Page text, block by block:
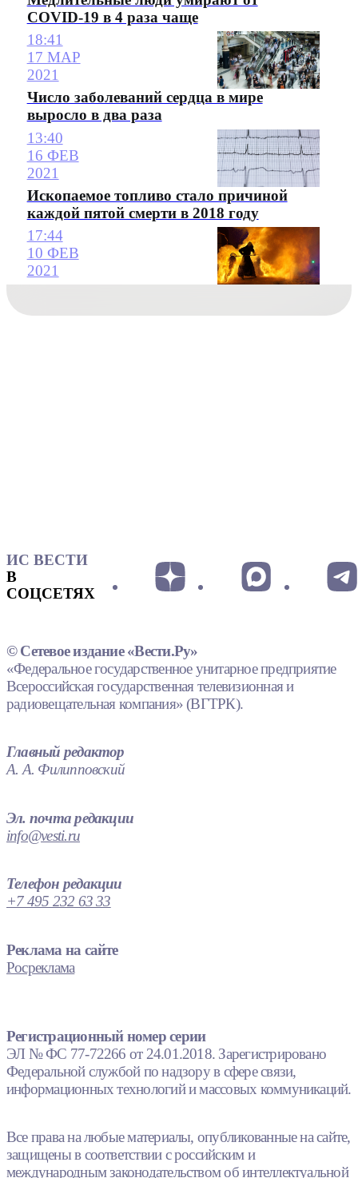
СOVID-19 в 4 раза чаще
18:41
17 МАР
2021
Число заболеваний сердца в мире
выросло в два раза
13:40
16 ФЕВ
2021
Ископаемое топливо стало причиной
каждой пятой смерти в 2018 году
17:44
10 ФЕВ
2021
ИС ВЕСТИ
В
СОЦСЕТЯХ
© Сетевое издание «Вести.Ру»
«Федеральное государственное унитарное предприятие
Всероссийская государственная телевизионная и
радиовещательная компания» (ВГТРК).
Главный редактор
А. А. Филипповский
Эл. почта редакции
info@vesti.ru
Телефон редакции
+7 495 232 63 33
Реклама на сайте
Росреклама
Регистрационный номер серии
ЭЛ № ФС 77-72266 от 24.01.2018. Зарегистрировано
Федеральной службой по надзору в сфере связи,
информационных технологий и массовых коммуникаций.
Все права на любые материалы, опубликованные на сайте,
защищены в соответствии с российским и
международным законодательством об интеллектуальной